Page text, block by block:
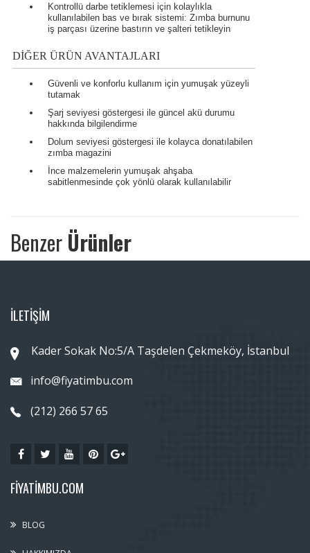
Kontrollü darbe tetiklemesi için kolaylıkla
kullanılabilen bas ve bırak sistemi: Zımba burnunu
iş parçası üzerine bastırın ve şalteri tetikleyin
DIĞER ÜRÜN AVANTAJLARI
Güvenli ve konforlu kullanım için yumuşak yüzeyli
tutamak
Şarj seviyesi göstergesi ile güncel akü durumu
hakkında bilgilendirme
Dolum seviyesi göstergesi ile kolayca donatılabilen
zımba magazini
İnce malzemelerin yumuşak ahşaba
sabitlenmesinde çok yönlü olarak kullanılabilir
Benzer Ürünler
İLETİŞİM
Kader Sokak No:5/A Taşdelen Çekmeköy, İstanbul
info@fiyatimbu.com
(212) 266 57 65
FIYATIMBU.COM
BLOG